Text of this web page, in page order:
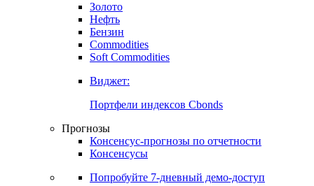
Карта процентных ставок
Commodities
Золото
Бензин
Soft Commodities
Виджет:
Портфели индексов Cbonds
Прогнозы